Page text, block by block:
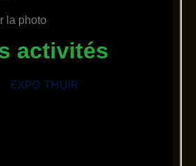
la photo
activités